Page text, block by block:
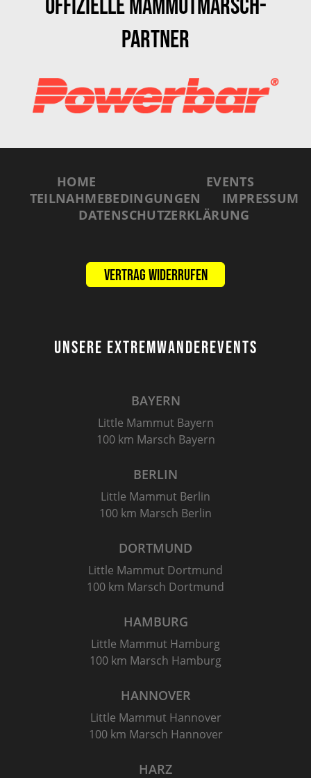
Offizielle Mammutmarsch-
Partner
HOME
EVENTS
TEILNAHMEBEDINGUNGEN
IMPRESSUM
DATENSCHUTZERKLÄRUNG
Vertrag widerrufen
UNSERE EXTREMWANDEREVENTS
BAYERN
Little Mammut Bayern
100 km Marsch Bayern
BERLIN
Little Mammut Berlin
100 km Marsch Berlin
DORTMUND
Little Mammut Dortmund
100 km Marsch Dortmund
HAMBURG
Little Mammut Hamburg
100 km Marsch Hamburg
HANNOVER
Little Mammut Hannover
100 km Marsch Hannover
HARZ